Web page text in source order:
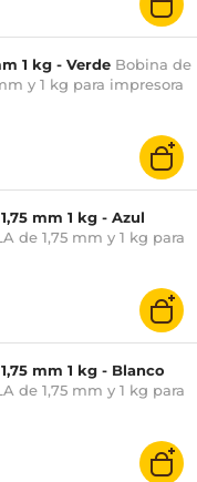
1 kg - Verde Bobina de
y 1 kg para impresora
mm 1 kg - Azul
de 1,75 mm y 1 kg para
mm 1 kg - Blanco
de 1,75 mm y 1 kg para